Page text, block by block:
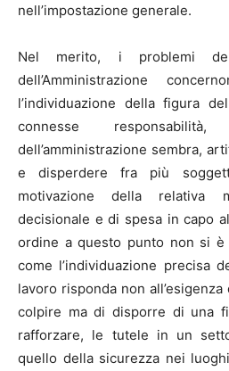
nell’impostazione generale.
Nel merito, i problemi
dell’Amministrazione
l’individuazione della figura
connesse
dell’amministrazione sembra,
e disperdere fra più
motivazione della relativa
decisionale e di spesa in capo
ordine a questo punto non si è
come l’individuazione precisa
lavoro risponda non
colpire ma di disporre di una
rafforzare, le tutele in un
quello della sicurezza nei